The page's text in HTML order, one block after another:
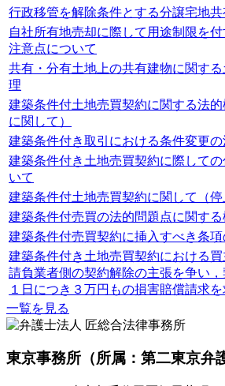
行政移管を解除条件とする分譲宅地
自社所有地売却に際して用途制限を
注意点について
共有・分有土地上の共有建物に関す
理
建築条件付土地売買契約に関する法
に関して）
建築条件付き取引における条件変更
建築条件付き土地売買契約に際して
いて
建築条件付土地売買契約に関して（停
建築条件付売買の法的問題点に関す
建築条件付売買契約に挿入すべき条
建築条件付き土地売買契約における買
請負業者側の契約解除の主張を争い
１日につき３万円もの損害賠償請求
一覧を見る
東京事務所 （所属：第二東京弁